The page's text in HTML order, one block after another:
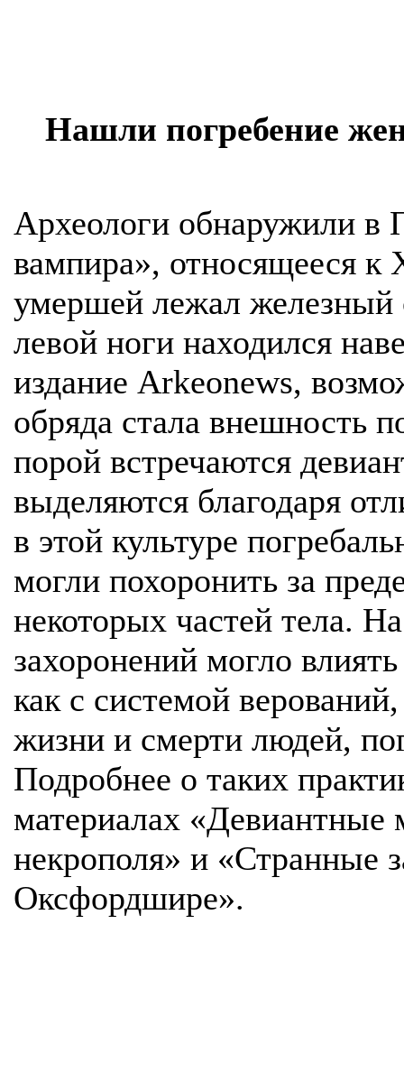
Нашли погребение
Археологи обнаружили
вампира», относящееся
умершей лежал железный
левой ноги находился
издание Arkeonews,
обряда стала внешность
порой встречаются
выделяются благодаря
в этой культуре
могли похоронить за
некоторых частей тела.
захоронений могло
как с системой
жизни и смерти людей,
Подробнее о таких
материалах «Девиантные
некрополя» и «Странные
Оксфордшире».